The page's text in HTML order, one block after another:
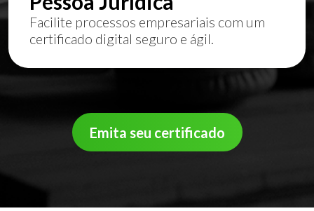
Facilite processos empresariais com um
certificado digital seguro e ágil.
Emita seu certificado